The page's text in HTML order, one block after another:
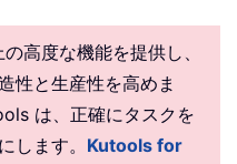
高度な機能を提供し、
性と生産性を高めま
は、正確にタスクを
します。 Kutools for